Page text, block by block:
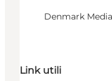
Denmark
Link utili